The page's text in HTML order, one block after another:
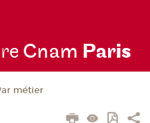
Cnam Paris
métier